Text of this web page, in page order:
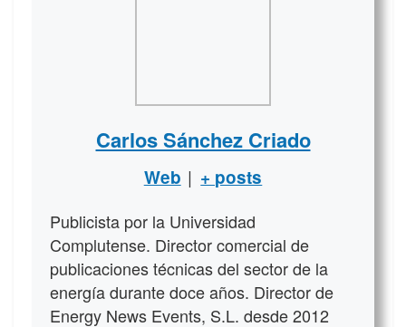
Carlos Sánchez Criado
Web | + posts
Publicista por la Universidad
Complutense. Director comercial de
publicaciones técnicas del sector de la
energía durante doce años. Director de
Energy News Events, S.L. desde 2012